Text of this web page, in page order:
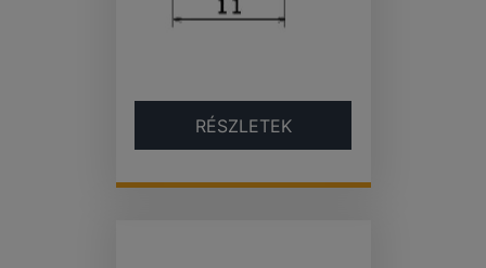
RÉSZLETEK